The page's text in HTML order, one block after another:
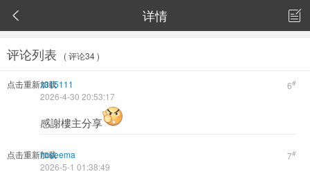
 详情 
评论列表 ( 评论34 )
点击重新加载 6#
x315111
2026-4-30 20:53:17
感謝樓主分享
点击重新加载 7#
hoseema
2026-5-1 01:38:49